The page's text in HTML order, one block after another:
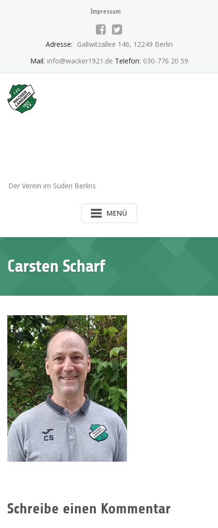
Impressum
Adresse: Gallwitzallee 146, 12249 Berlin
Mail: info@wacker1921.de Telefon: 030-776 20 59
Der Verein im Süden Berlins
MENÜ
Carsten Scharf
Schreibe einen Kommentar